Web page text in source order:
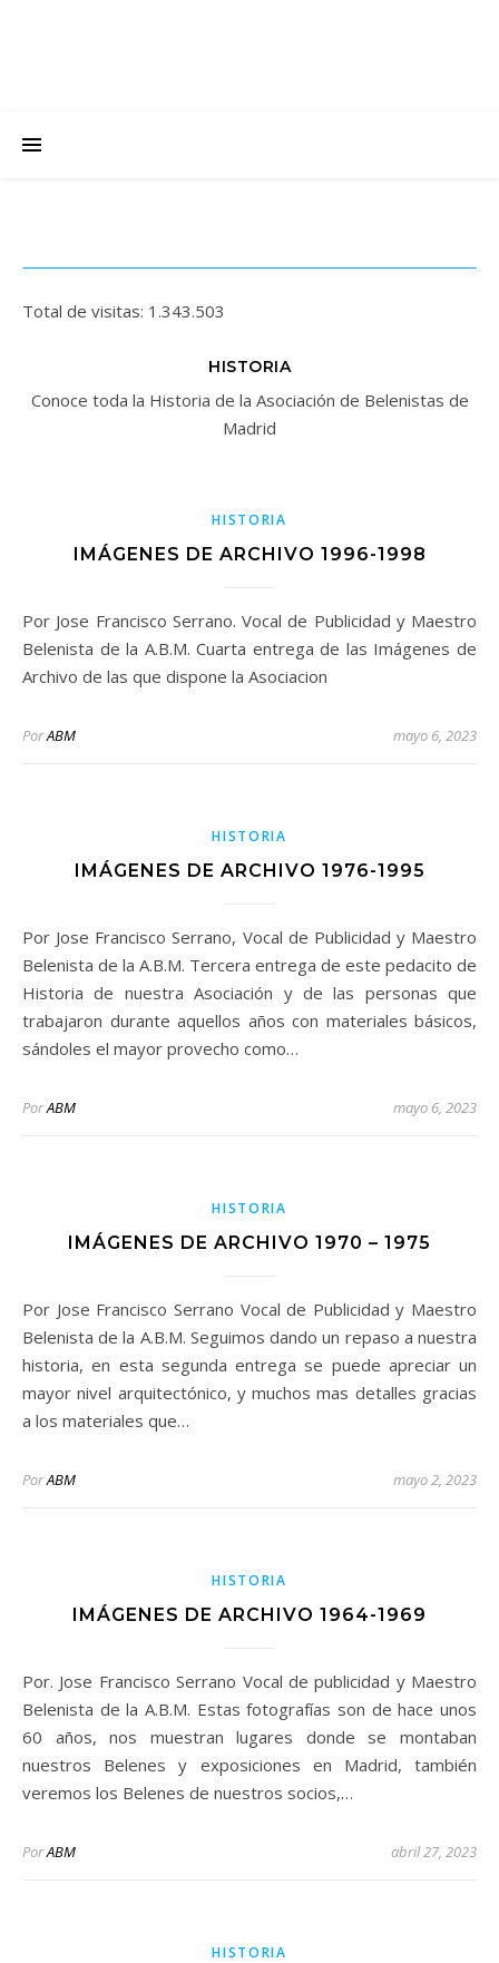
Total de visitas: 1.343.503
HISTORIA
Conoce toda la Historia de la Asociación de Belenistas de
Madrid
HISTORIA
IMÁGENES DE ARCHIVO 1996-1998
Por Jose Francisco Serrano. Vocal de Publicidad y Maestro
Belenista de la A.B.M. Cuarta entrega de las Imágenes de
Archivo de las que dispone la Asociacion
PorABM mayo 6, 2023
HISTORIA
IMÁGENES DE ARCHIVO 1976-1995
Por Jose Francisco Serrano, Vocal de Publicidad y Maestro
Belenista de la A.B.M. Tercera entrega de este pedacito de
Historia de nuestra Asociación y de las personas que
trabajaron durante aquellos años con materiales básicos,
sándoles el mayor provecho como…
PorABM mayo 6, 2023
HISTORIA
IMÁGENES DE ARCHIVO 1970 – 1975
Por Jose Francisco Serrano Vocal de Publicidad y Maestro
Belenista de la A.B.M. Seguimos dando un repaso a nuestra
historia, en esta segunda entrega se puede apreciar un
mayor nivel arquitectónico, y muchos mas detalles gracias
a los materiales que…
PorABM mayo 2, 2023
HISTORIA
IMÁGENES DE ARCHIVO 1964-1969
Por. Jose Francisco Serrano Vocal de publicidad y Maestro
Belenista de la A.B.M. Estas fotografías son de hace unos
60 años, nos muestran lugares donde se montaban
nuestros Belenes y exposiciones en Madrid, también
veremos los Belenes de nuestros socios,…
PorABM abril 27, 2023
HISTORIA